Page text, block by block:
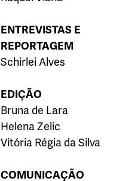
ENTREVISTAS E
REPORTAGEM
Schirlei Alves
EDIÇÃO
Bruna de Lara
Helena Zelic
Vitória Régia da Silva
COMUNICAÇÃO